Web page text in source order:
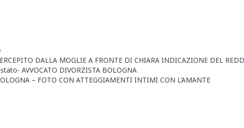
DALLA MOGLIE A FRONTE DI CHIARA INDICAZIONE DEL
AVVOCATO DIVORZISTA BOLOGNA
– FOTO CON ATTEGGIAMENTI INTIMI CON L’AMANTE